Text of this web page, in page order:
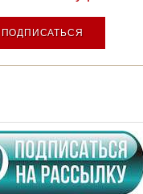
ПОДПИСАТЬСЯ